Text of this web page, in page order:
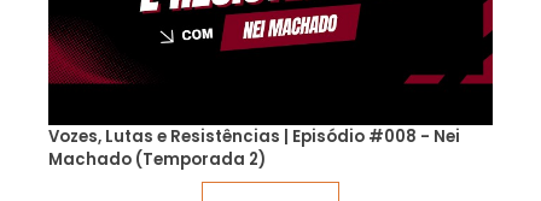
Vozes, Lutas e Resistências | Episódio #008 - Nei
Machado (Temporada 2)